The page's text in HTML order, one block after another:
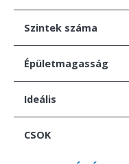
Szintek száma
Épületmagasság
Ideális
CSOK